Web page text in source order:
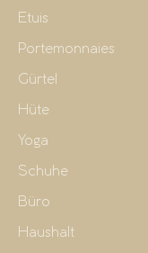
Etuis
Portemonnaies
Gürtel
Hüte
Yoga
Schuhe
Büro
Haushalt